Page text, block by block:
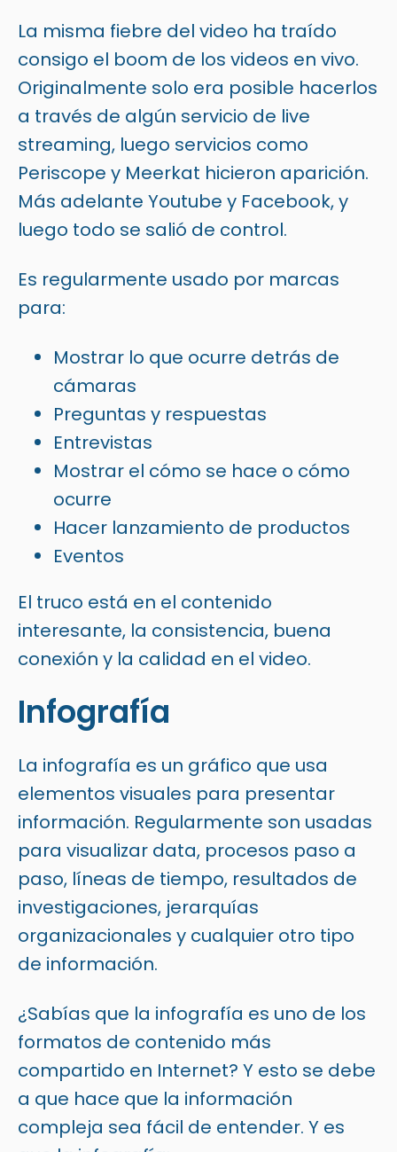
La misma fiebre del video ha traído
consigo el boom de los videos en vivo.
Originalmente solo era posible hacerlos
a través de algún servicio de live
streaming, luego servicios como
Periscope y Meerkat hicieron aparición.
Más adelante Youtube y Facebook, y
luego todo se salió de control.
Es regularmente usado por marcas
para:
Mostrar lo que ocurre detrás de
cámaras
Preguntas y respuestas
Entrevistas
Mostrar el cómo se hace o cómo
ocurre
Hacer lanzamiento de productos
Eventos
El truco está en el contenido
interesante, la consistencia, buena
conexión y la calidad en el video.
Infografía
La infografía es un gráfico que usa
elementos visuales para presentar
información. Regularmente son usadas
para visualizar data, procesos paso a
paso, líneas de tiempo, resultados de
investigaciones, jerarquías
organizacionales y cualquier otro tipo
de información.
¿Sabías que la infografía es uno de los
formatos de contenido más
compartido en Internet? Y esto se debe
a que hace que la información
compleja sea fácil de entender. Y es